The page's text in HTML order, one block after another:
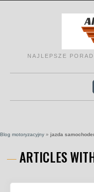
NAJLEPSZE
Blog motoryzacyjny » jazda
ARTICLES